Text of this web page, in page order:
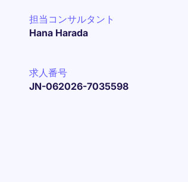
担当コンサルタント
Hana Harada
求人番号
JN-062026-7035598